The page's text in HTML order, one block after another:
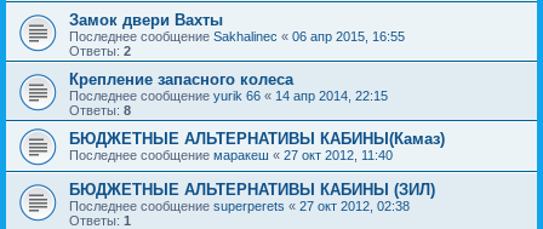
Замок двери Вахты
Последнее сообщение Sakhalinec « 06 апр 2015, 16:55
Ответы: 2
Крепление запасного колеса
Последнее сообщение yurik 66 « 14 апр 2014, 22:15
Ответы: 8
БЮДЖЕТНЫЕ АЛЬТЕРНАТИВЫ КАБИНЫ(Камаз)
Последнее сообщение маракеш « 27 окт 2012, 11:40
БЮДЖЕТНЫЕ АЛЬТЕРНАТИВЫ КАБИНЫ (ЗИЛ)
Последнее сообщение superperets « 27 окт 2012, 02:38
Ответы: 1